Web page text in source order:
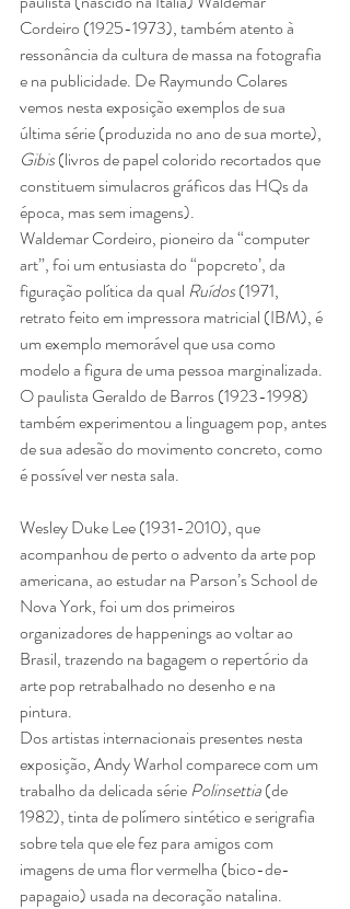
Cordeiro (1925-1973), também atento à
ressonância da cultura de massa na fotografia
e na publicidade. De Raymundo Colares
vemos nesta exposição exemplos de sua
última série (produzida no ano de sua morte),
Gibis (livros de papel colorido recortados que
constituem simulacros gráficos das HQs da
época, mas sem imagens).
Waldemar Cordeiro, pioneiro da “computer
art”, foi um entusiasta do “popcreto’, da
figuração política da qual Ruídos (1971,
retrato feito em impressora matricial (IBM), é
um exemplo memorável que usa como
modelo a figura de uma pessoa marginalizada.
O paulista Geraldo de Barros (1923-1998)
também experimentou a linguagem pop, antes
de sua adesão do movimento concreto, como
é possível ver nesta sala.
Wesley Duke Lee (1931-2010), que
acompanhou de perto o advento da arte pop
americana, ao estudar na Parson’s School de
Nova York, foi um dos primeiros
organizadores de happenings ao voltar ao
Brasil, trazendo na bagagem o repertório da
arte pop retrabalhado no desenho e na
pintura.
Dos artistas internacionais presentes nesta
exposição, Andy Warhol comparece com um
trabalho da delicada série Polinsettia (de
1982), tinta de polímero sintético e serigrafia
sobre tela que ele fez para amigos com
imagens de uma flor vermelha (bico-de-
papagaio) usada na decoração natalina.